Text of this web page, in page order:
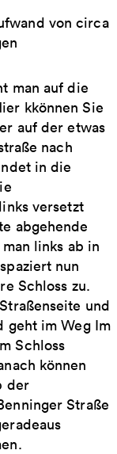
von circa
man auf die
kkönnen Sie
auf der etwas
nach
in die
versetzt
abgehende
links ab in
nun
Schloss zu.
und
geht im Weg Im
Schloss
können
der
Straße